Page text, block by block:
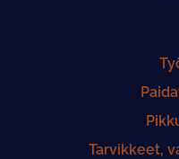
Tarvikkeet,